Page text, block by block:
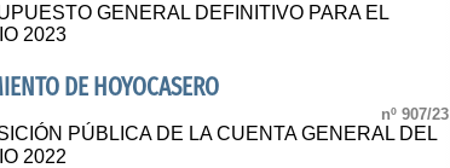
GENERAL DEFINITIVO PARA EL
2023
DE HOYOCASERO
nº 907/23
PÚBLICA DE LA CUENTA GENERAL DEL
2022